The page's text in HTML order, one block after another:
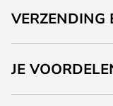
VERZENDING
JE